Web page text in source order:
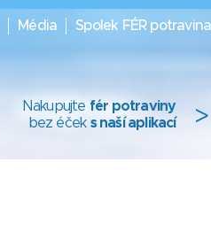
Média Spolek FÉR potravina
Nakupujte fér potraviny
bez éček s naší aplikací >